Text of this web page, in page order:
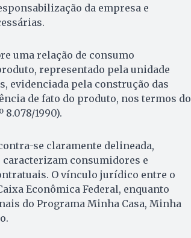
da empresa e
uma relação de consumo
representado pela unidade
evidenciada pela construção das
de fato do produto, nos termos do
1990).
se claramente delineada,
caracterizam consumidores e
O vínculo jurídico entre o
Econômica Federal, enquanto
do Programa Minha Casa, Minha